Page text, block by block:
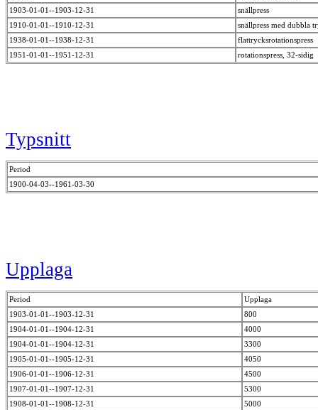
1903-01-01--1903-12-31
snällpress
1910-01-01--1910-12-31
snällpress med dubbla
1938-01-01--1938-12-31
flattrycksrotationspress
1951-01-01--1951-12-31
rotationspress, 32-sidig
Typsnitt
Period
1900-04-03--1961-03-30
Upplaga
Period
Upplaga
1903-01-01--1903-12-31
800
1904-01-01--1904-12-31
4000
1904-01-01--1904-12-31
3300
1905-01-01--1905-12-31
4050
1906-01-01--1906-12-31
4500
1907-01-01--1907-12-31
5300
1908-01-01--1908-12-31
5000